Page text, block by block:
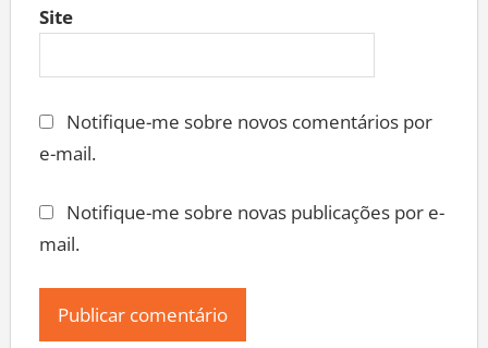
Site
Notifique-me sobre novos comentários por
e-mail.
Notifique-me sobre novas publicações por e-
mail.